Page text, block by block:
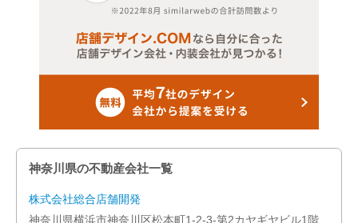
神奈川県の不動産会社一覧
株式会社総合店舗開発
神奈川県横浜市神奈川区松本町1-2-3-第2カヤギヤビル1階